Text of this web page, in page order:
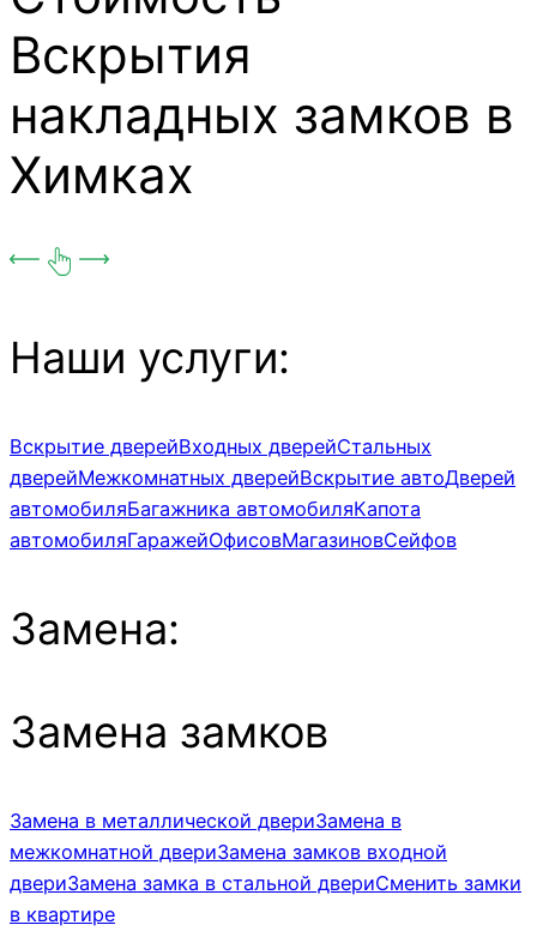
Вскрытия
накладных замков в
Химках
Наши услуги:
Вскрытие дверейВходных дверейСтальных
дверейМежкомнатных дверейВскрытие автоДверей
автомобиляБагажника автомобиляКапота
автомобиляГаражейОфисовМагазиновСейфов
Замена:
Замена замков
Замена в металлической двериЗамена в
межкомнатной двериЗамена замков входной
двериЗамена замка в стальной двериСменить замки
в квартире